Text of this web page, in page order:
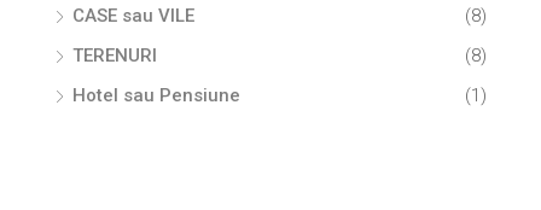
CASE sau VILE
(8)
TERENURI
(8)
Hotel sau Pensiune
(1)